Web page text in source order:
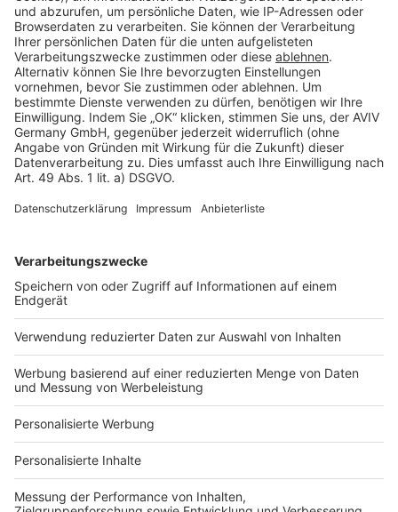
Cookie Einstellungen
Rechtliches
AGB-Übersicht
Datenschutz
Impressum
Services
Bauprojekt-Quiz
Häuser-Suche
Hausanbieter-Suche
Bauprojekt-Profil
Für Unternehmen
Ihre Baufirma auf bauen.de
Kostenloses Infogespräch